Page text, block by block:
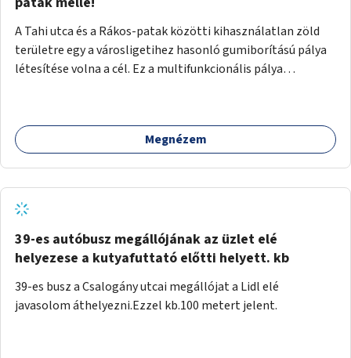
A Tahi utca és a Rákos-patak közötti kihasználatlan zöld
területre egy a városligetihez hasonló gumiborítású pálya
létesítése volna a cél. Ez a multifunkcionális pálya
Megnézem
39-es autóbusz megállójának az üzlet elé
helyezese a kutyafuttató előtti helyett. kb
39-es busz a Csalogány utcai megállójat a Lidl elé
javasolom áthelyezni.Ezzel kb.100 metert jelent.